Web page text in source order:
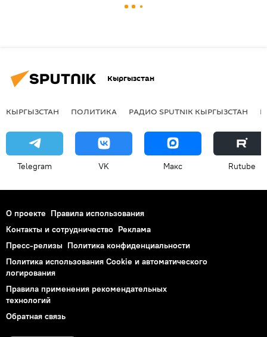
Кыргызстан
КЫРГЫЗСТАН ПОЛИТИКА РАДИО SPUTNIK КЫРГЫЗСТАН
Telegram VK Макс Rutube
О проекте Правила использования
Контакты и сотрудничество Реклама
Пресс-релизы Политика конфиденциальности
Политика использования Cookie и автоматического
логирования
Правила применения рекомендательных
технологий
Обратная связь